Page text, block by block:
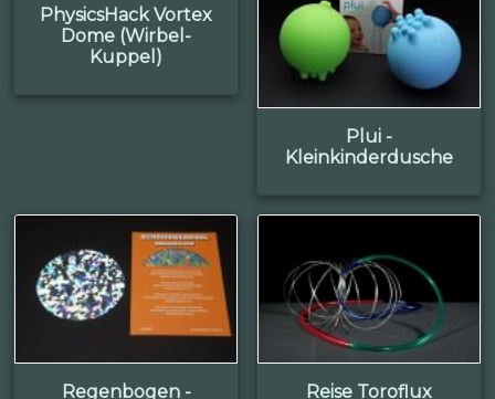
PhysicsHack Vortex
Dome (Wirbel-
Kuppel)
Plui -
Kleinkinderdusche
Regenbogen - Reise Toroflux